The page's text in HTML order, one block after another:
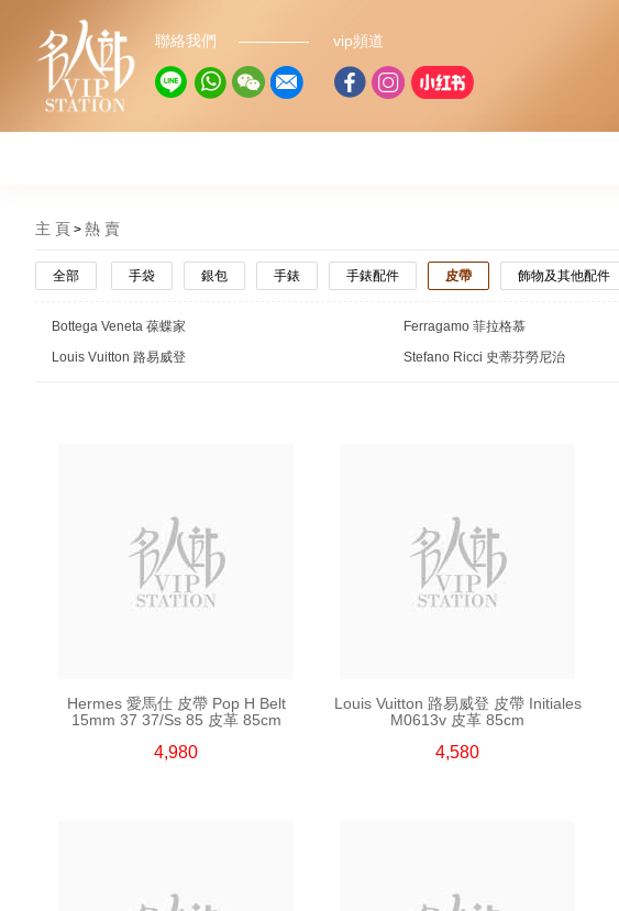
聯絡我們 vip頻道
主 頁 熱 賣
全部 手袋 銀包 手錶 手錶配件 皮帶 飾物及其他配件
Bottega Veneta 葆蝶家 Ferragamo 菲拉格慕
Louis Vuitton 路易威登
Stefano Ricci 史蒂芬勞尼治
Hermes 愛馬仕 皮帶 Pop H Belt
15mm 37 37/Ss 85 皮革 85cm
4,980
Louis Vuitton 路易威登 皮帶 Initiales
M0613v 皮革 85cm
4,580